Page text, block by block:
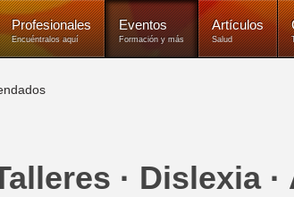
Profesionales
Encuéntralos aquí
Eventos
Formación y más
Artículos
Salud
· Dislexia